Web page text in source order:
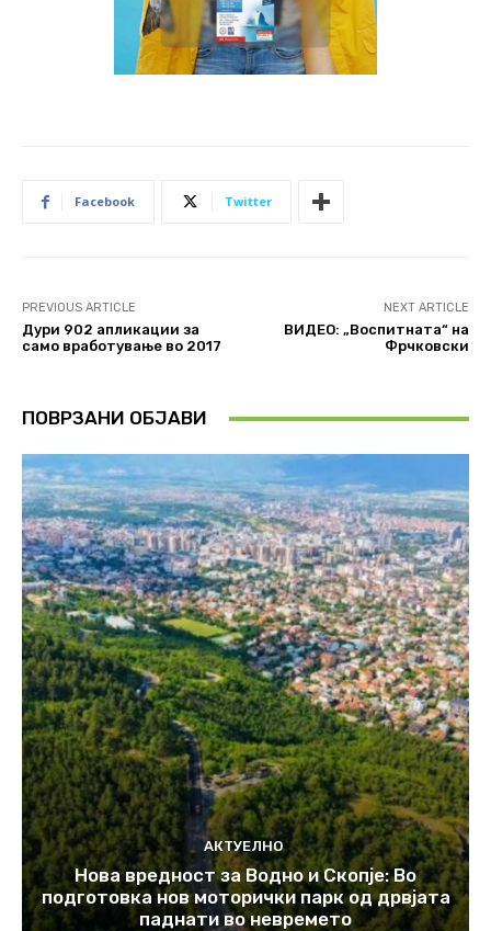
Facebook Twitter
PREVIOUS ARTICLE
Дури 902 апликации за
само вработување во 2017
NEXT ARTICLE
ВИДЕО: „Воспитната“ на
Фрчковски
ПОВРЗАНИ ОБЈАВИ
АКТУЕЛНО
Нова вредност за Водно и Скопје: Во
подготовка нов моторички парк од дрвјата
паднати во невремето